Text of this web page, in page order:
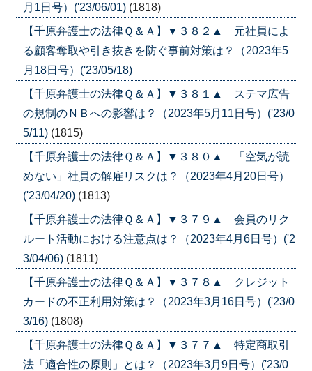
月1日号）('23/06/01) (1818)
【千原弁護士の法律Ｑ＆Ａ】▼３８２▲ 元社員によ
る顧客奪取や引き抜きを防ぐ事前対策は？（2023年5
月18日号）('23/05/18)
【千原弁護士の法律Ｑ＆Ａ】▼３８１▲ ステマ広告
の規制のＮＢへの影響は？（2023年5月11日号）('23/0
5/11) (1815)
【千原弁護士の法律Ｑ＆Ａ】▼３８０▲ 「空気が読
めない」社員の解雇リスクは？（2023年4月20日号）
('23/04/20) (1813)
【千原弁護士の法律Ｑ＆Ａ】▼３７９▲ 会員のリク
ルート活動における注意点は？（2023年4月6日号）('2
3/04/06) (1811)
【千原弁護士の法律Ｑ＆Ａ】▼３７８▲ クレジット
カードの不正利用対策は？（2023年3月16日号）('23/0
3/16) (1808)
【千原弁護士の法律Ｑ＆Ａ】▼３７７▲ 特定商取引
法「適合性の原則」とは？（2023年3月9日号）('23/0